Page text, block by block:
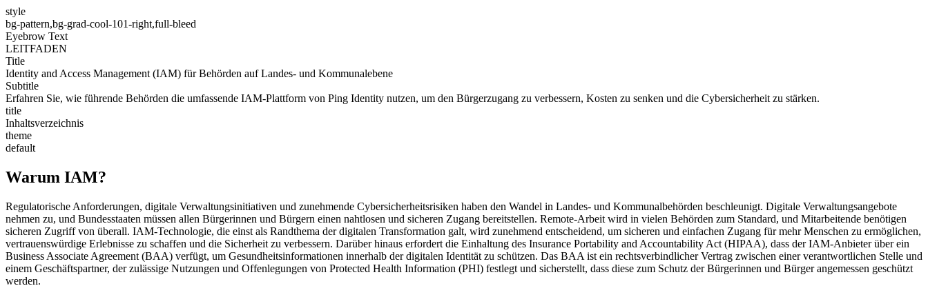
style
bg-pattern,bg-grad-cool-101-right,full-bleed
Eyebrow Text
LEITFADEN
Title
Identity and Access Management (IAM) für Behörden auf Landes- und Kommunalebene
Subtitle
Erfahren Sie, wie führende Behörden die umfassende IAM-Plattform von Ping Identity nutzen, um den Bürgerzugang zu verbessern, Kosten zu senken und die Cybersicherheit zu stärken.
title
Inhaltsverzeichnis
theme
default
Warum IAM?
Regulatorische Anforderungen, digitale Verwaltungsinitiativen und zunehmende Cybersicherheitsrisiken haben den Wandel in Landes- und Kommunalbehörden beschleunigt. Digitale Verwaltungsangebote
nehmen zu, und Bundesstaaten müssen allen Bürgerinnen und Bürgern einen nahtlosen und sicheren Zugang bereitstellen. Remote-Arbeit wird in vielen Behörden zum Standard, und Mitarbeitende benötigen
sicheren Zugriff von überall. IAM-Technologie, die einst als Randthema der digitalen Transformation galt, wird zunehmend entscheidend, um sicheren und einfachen Zugang für mehr Menschen zu ermöglichen,
vertrauenswürdige Erlebnisse zu schaffen und die Sicherheit zu verbessern. Darüber hinaus erfordert die Einhaltung des Insurance Portability and Accountability Act (HIPAA), dass der IAM-Anbieter über ein
Business Associate Agreement (BAA) verfügt, um Gesundheitsinformationen innerhalb der digitalen Identität zu schützen. Das BAA ist ein rechtsverbindlicher Vertrag zwischen einer verantwortlichen Stelle und
einem Geschäftspartner, der zulässige Nutzungen und Offenlegungen von Protected Health Information (PHI) festlegt und sicherstellt, dass diese zum Schutz der Bürgerinnen und Bürger angemessen geschützt
werden.